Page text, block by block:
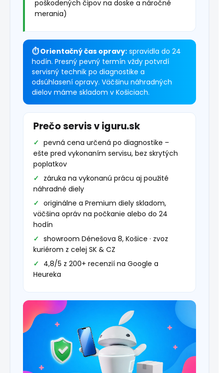
poškodených čipov na doske a náročné
merania)
⏱ Orientačný čas opravy: spravidla do 24
hodín. Presný pevný termín vždy potvrdí
servisný technik po diagnostike a
odsúhlasení opravy. Väčšinu náhradných
dielov máme skladom v Košiciach.
Prečo servis v iguru.sk
pevná cena určená po diagnostike –
ešte pred vykonaním servisu, bez skrytých
poplatkov
záruka na vykonanú prácu aj použité
náhradné diely
originálne a Premium diely skladom,
väčšina opráv na počkanie alebo do 24
hodín
showroom Dénešova 8, Košice · zvoz
kuriérom z celej SK & CZ
4,8/5 z 200+ recenzií na Google a
Heureka